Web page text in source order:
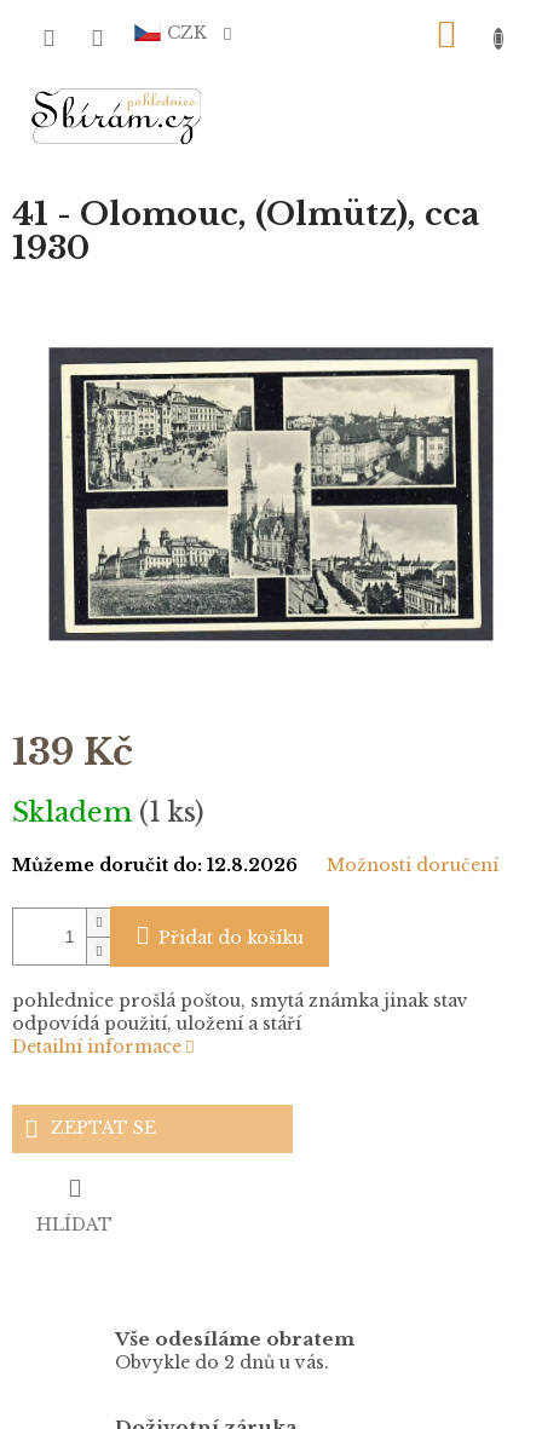
CZK
41 - Olomouc, (Olmütz), cca
1930
139 Kč
Měrná
cena:
Skladem (1 ks)
Můžeme doručit do: 12.8.2026 Možnosti doručení
Přidat do košíku
pohlednice prošlá poštou, smytá známka jinak stav
odpovídá použití, uložení a stáří
Detailní informace
ZEPTAT SE
HLÍDAT
Vše odesíláme obratem
Obvykle do 2 dnů u vás.